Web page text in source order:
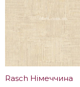
Rasch Німеччина